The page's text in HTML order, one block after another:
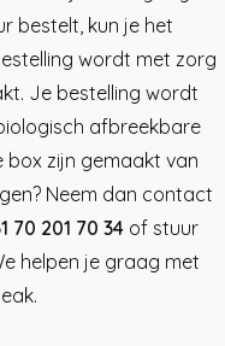
bestelt, kun je het
wordt met zorg
Je bestelling wordt
afbreekbare
box zijn gemaakt van
Neem dan contact
70 201 70 34 of stuur
helpen je graag met